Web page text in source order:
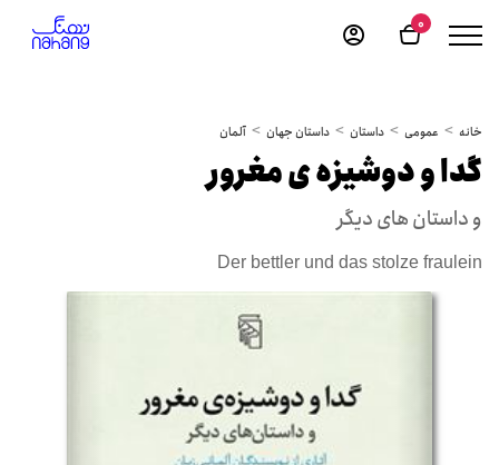
0
خانه عمومی داستان داستان جهان آلمان
گدا و دوشیزه ی مغرور
و داستان های دیگر
Der bettler und das stolze fraulein